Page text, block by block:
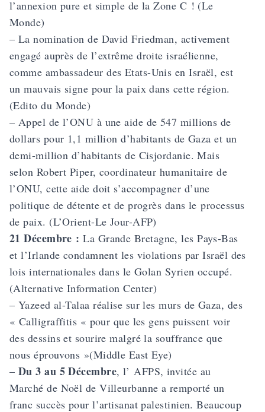
l’annexion pure et simple de la Zone C ! (Le
Monde)
– La nomination de David Friedman, activement
engagé auprès de l’extrême droite israélienne,
comme ambassadeur des Etats-Unis en Israël, est
un mauvais signe pour la paix dans cette région.
(Edito du Monde)
– Appel de l’ONU à une aide de 547 millions de
dollars pour 1,1 million d’habitants de Gaza et un
demi-million d’habitants de Cisjordanie. Mais
selon Robert Piper, coordinateur humanitaire de
l’ONU, cette aide doit s’accompagner d’une
politique de détente et de progrès dans le processus
de paix. (L’Orient-Le Jour-AFP)
21 Décembre : La Grande Bretagne, les Pays-Bas
et l’Irlande condamnent les violations par Israël des
lois internationales dans le Golan Syrien occupé.
(Alternative Information Center)
– Yazeed al-Talaa réalise sur les murs de Gaza, des
« Calligraffitis « pour que les gens puissent voir
des dessins et sourire malgré la souffrance que
nous éprouvons »(Middle East Eye)
– Du 3 au 5 Décembre, l’AFPS, invitée au
Marché de Noël de Villeurbanne a remporté un
franc succès pour l’artisanat palestinien. Beaucoup